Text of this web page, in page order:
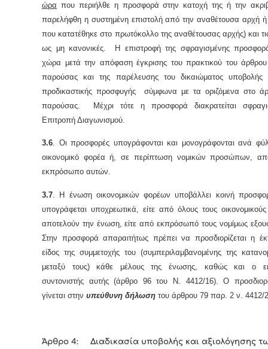
ώρα που περιήλθε η προσφορά στην κατοχή της ή την
παρελήφθη η συστημένη επιστολή από την αναθέτουσα αρχή
που κατατέθηκε στο πρωτόκολλο της αναθέτουσας αρχής) και
ως μη κανονικές. Η επιστροφή της σφραγισμένης
χώρα μετά την απόφαση έγκρισης του πρακτικού του
παρούσας και της παρέλευσης του δικαιώματος υποβολής
προδικαστικής προσφυγής σύμφωνα με τα οριζόμενα στο
παρούσας. Μέχρι τότε η προσφορά διακρατείται
Επιτροπή Διαγωνισμού.
3.6. Οι προσφορές υπογράφονται και μονογράφονται ανά
οικονομικό φορέα ή, σε περίπτωση νομικών προσώπων,
εκπρόσωπο αυτών.
3.7 . Η ένωση οικονομικών φορέων υποβάλλει κοινή
υπογράφεται υποχρεωτικά, είτε από όλους τους
αποτελούν την ένωση, είτε από εκπρόσωπό τους νομίμως
Στην προσφορά απαραιτήτως πρέπει να προσδιορίζεται η
είδος της συμμετοχής του (συμπεριλαμβανομένης της
μεταξύ τους) κάθε μέλους της ένωσης, καθώς και ο
συντονιστής αυτής (άρθρο 96 του Ν. 4412/16). Ο
γίνεται στην υπεύθυνη δήλωση του άρθρου 79 παρ. 2 ν. 4412/
Άρθρο 4: Διαδικασία υποβολής και αξιολόγησης